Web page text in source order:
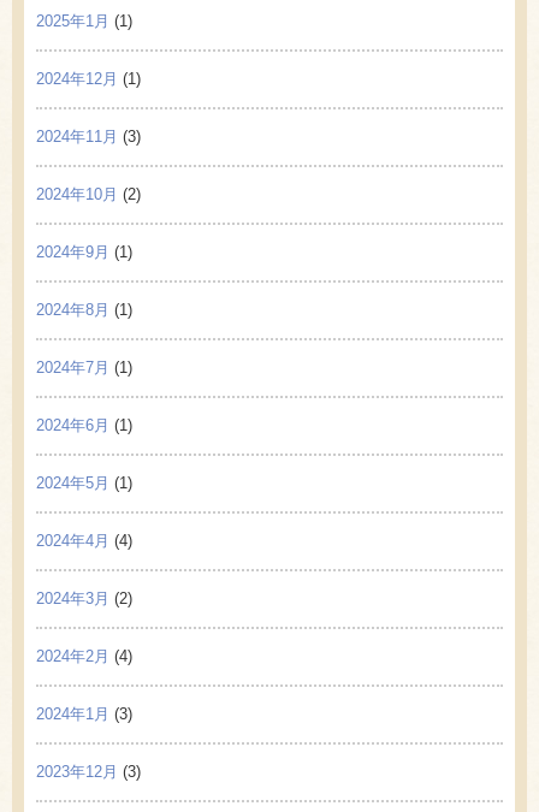
2025年1月 (1)
2024年12月 (1)
2024年11月 (3)
2024年10月 (2)
2024年9月 (1)
2024年8月 (1)
2024年7月 (1)
2024年6月 (1)
2024年5月 (1)
2024年4月 (4)
2024年3月 (2)
2024年2月 (4)
2024年1月 (3)
2023年12月 (3)